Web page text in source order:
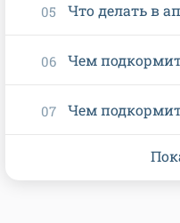
Что делать в
Чем
Чем